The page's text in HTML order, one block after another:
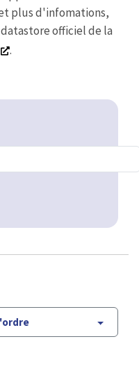
plus d'infomations,
officiel de la
.